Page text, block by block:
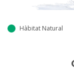
Hàbitat Natural